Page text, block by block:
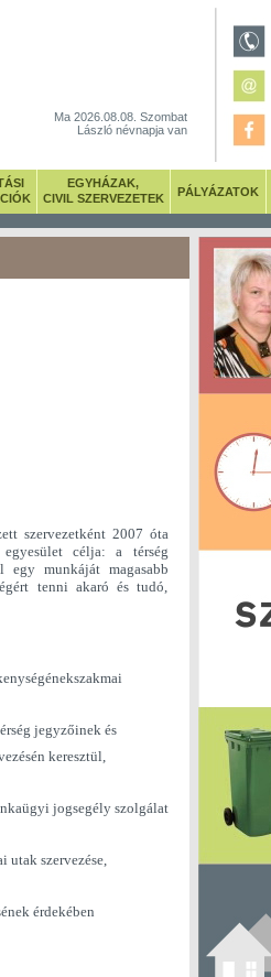
Ma 2026.08.08. Szombat
László névnapja van
EGYHÁZAK,
CIVIL SZERVEZETEK
PÁLYÁZATOK
szervezetként 2007 óta
célja: a térség
egy munkáját magasabb
tenni akaró és tudó,
jegyzőinek és
keresztül,
jogsegély szolgálat
utak szervezése,
érdekében